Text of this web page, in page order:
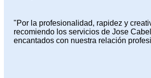
"Por la profesionalidad, rapidez y
recomiendo los servicios de Jose
encantados con nuestra relación